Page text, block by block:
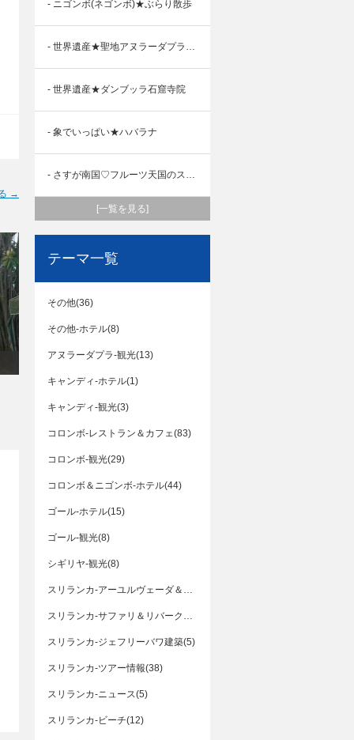
→
- ニゴンボ(ネゴンボ)★ぶらり散歩
- 世界遺産★聖地アヌラーダプラ観光
- 世界遺産★ダンブッラ石窟寺院
- 象でいっぱい★ハバラナ
- さすが南国♡フルーツ天国のスリランカ,,
[一覧を見る]
テーマ一覧
その他(36)
その他-ホテル(8)
アヌラーダプラ-観光(13)
キャンディ-ホテル(1)
キャンディ-観光(3)
コロンボ-レストラン＆カフェ(83)
コロンボ-観光(29)
コロンボ＆ニゴンボ-ホテル(44)
ゴール-ホテル(15)
ゴール-観光(8)
シギリヤ-観光(8)
スリランカ-アーユルヴェーダ＆スパ(9)
スリランカ-サファリ＆リバークルーズ(14)
スリランカ-ジェフリーバワ建築(5)
スリランカ-ツアー情報(38)
スリランカ-ニュース(5)
スリランカ-ビーチ(12)